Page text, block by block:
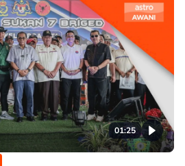
01:25